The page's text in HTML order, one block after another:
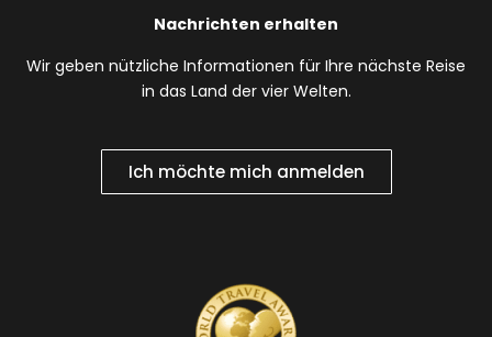
Nachrichten erhalten
Wir geben nützliche Informationen für Ihre nächste Reise
in das Land der vier Welten.
Ich möchte mich anmelden